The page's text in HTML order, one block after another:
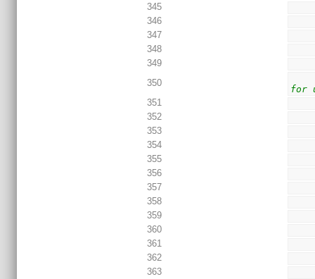
345
346
347
348
349
350
351
352
353
354
355
356
357
358
359
360
361
362
363